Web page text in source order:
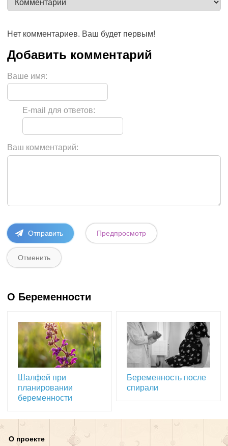
Нет комментариев. Ваш будет первым!
Ваше имя:
E-mail для ответов:
Ваш комментарий:
О Беременности
Шалфей при
планировании
беременности
Беременность после
спирали
О проекте